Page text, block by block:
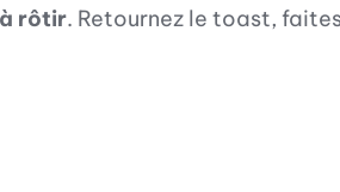
rôtir. Retournez le toast,